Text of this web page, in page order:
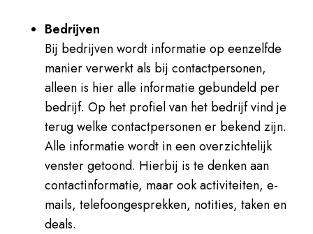
Bedrijven
Bij bedrijven wordt informatie op eenzelfde
manier verwerkt als bij contactpersonen,
alleen is hier alle informatie gebundeld per
bedrijf. Op het profiel van het bedrijf vind je
terug welke contactpersonen er bekend zijn.
Alle informatie wordt in een overzichtelijk
venster getoond. Hierbij is te denken aan
contactinformatie, maar ook activiteiten, e-
mails, telefoongesprekken, notities, taken en
deals.